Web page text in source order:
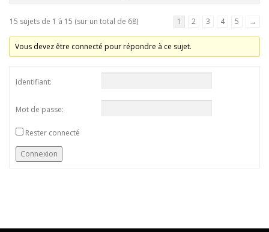
15 sujets de 1 à 15 (sur un total de 68) 1 2 3 4 5 →
Vous devez être connecté pour répondre à ce sujet.
Identifiant:
Mot de passe:
Rester connecté
Connexion